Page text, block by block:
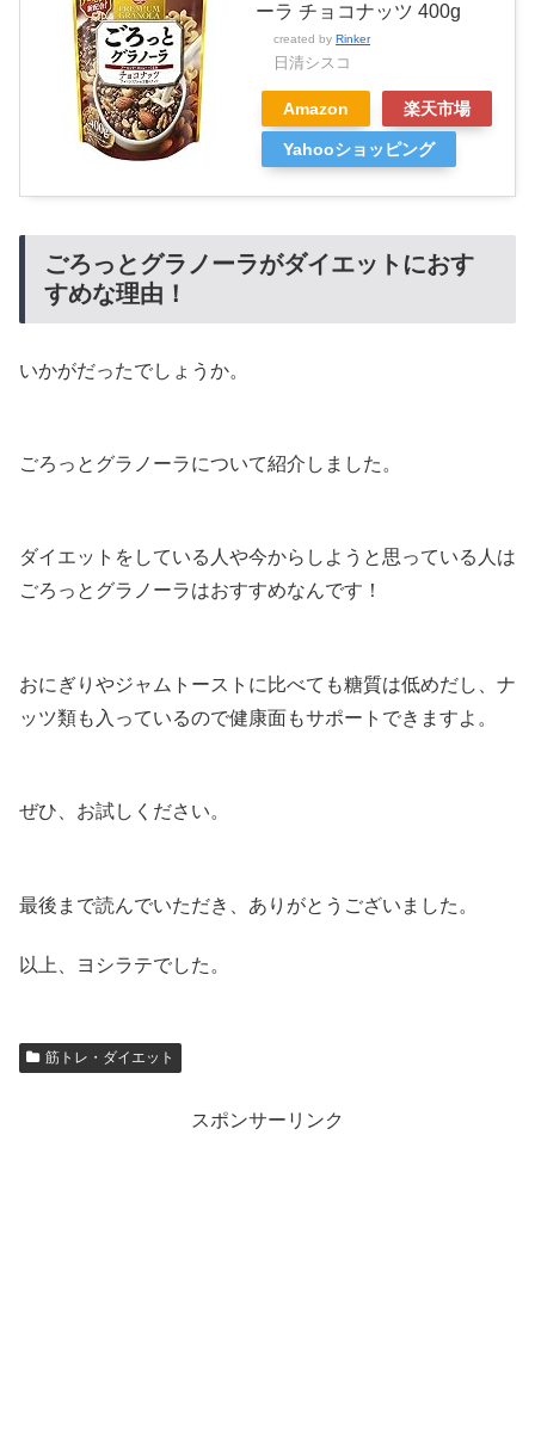
ーラ チョコナッツ 400g
created by Rinker
日清シスコ
Amazon 楽天市場
Yahooショッピング
ごろっとグラノーラがダイエットにおす
すめな理由！
いかがだったでしょうか。
ごろっとグラノーラについて紹介しました。
ダイエットをしている人や今からしようと思っている人は
ごろっとグラノーラはおすすめなんです！
おにぎりやジャムトーストに比べても糖質は低めだし、ナ
ッツ類も入っているので健康面もサポートできますよ。
ぜひ、お試しください。
最後まで読んでいただき、ありがとうございました。
以上、ヨシラテでした。
筋トレ・ダイエット
スポンサーリンク